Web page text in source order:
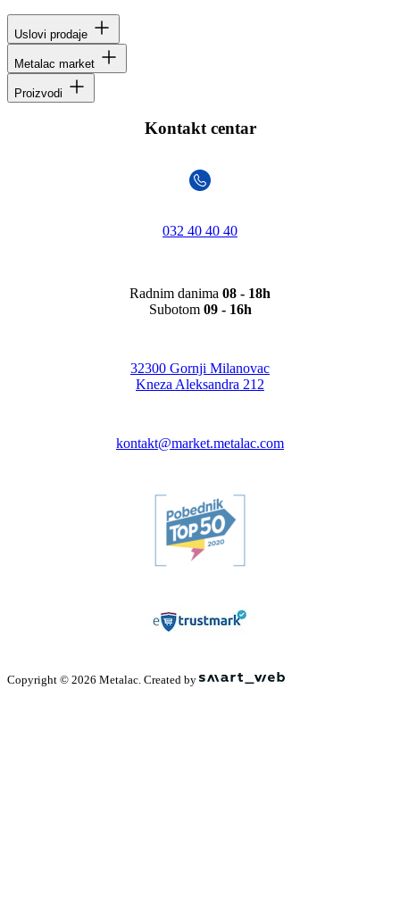
Uslovi prodaje
Metalac market
Proizvodi
Kontakt centar
032 40 40 40
Radnim danima 08 - 18h
Subotom 09 - 16h
32300 Gornji Milanovac
Kneza Aleksandra 212
kontakt@market.metalac.com
Copyright © 2026 Metalac. Created by